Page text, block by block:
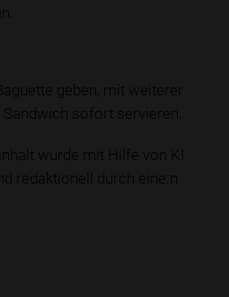
geben, mit weiterer
sofort servieren.
wurde mit Hilfe von KI
redaktionell durch eine:n